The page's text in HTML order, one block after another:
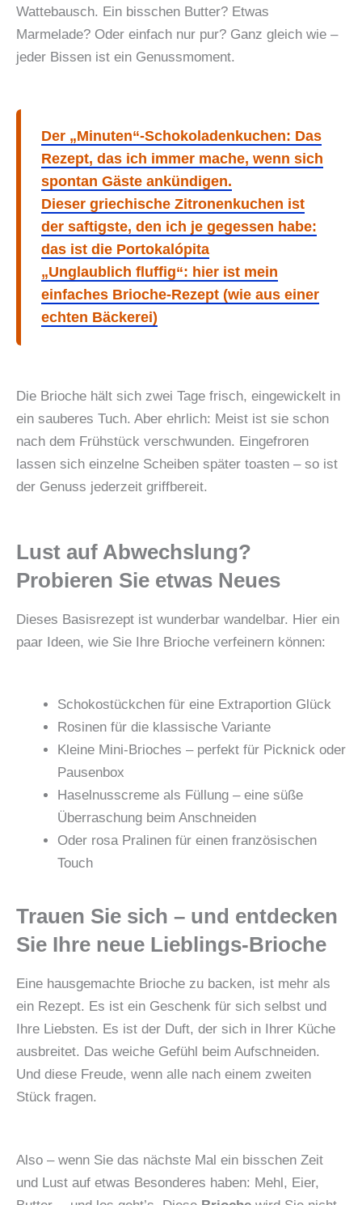
Wattebausch. Ein bisschen Butter? Etwas
Marmelade? Oder einfach nur pur? Ganz gleich wie –
jeder Bissen ist ein Genussmoment.
Der „Minuten“-Schokoladenkuchen: Das
Rezept, das ich immer mache, wenn sich
spontan Gäste ankündigen.
Dieser griechische Zitronenkuchen ist
der saftigste, den ich je gegessen habe:
das ist die Portokalópita
„Unglaublich fluffig“: hier ist mein
einfaches Brioche-Rezept (wie aus einer
echten Bäckerei)
Die Brioche hält sich zwei Tage frisch, eingewickelt in
ein sauberes Tuch. Aber ehrlich: Meist ist sie schon
nach dem Frühstück verschwunden. Eingefroren
lassen sich einzelne Scheiben später toasten – so ist
der Genuss jederzeit griffbereit.
Lust auf Abwechslung?
Probieren Sie etwas Neues
Dieses Basisrezept ist wunderbar wandelbar. Hier ein
paar Ideen, wie Sie Ihre Brioche verfeinern können:
Schokostückchen für eine Extraportion Glück
Rosinen für die klassische Variante
Kleine Mini-Brioches – perfekt für Picknick oder
Pausenbox
Haselnusscreme als Füllung – eine süße
Überraschung beim Anschneiden
Oder rosa Pralinen für einen französischen
Touch
Trauen Sie sich – und entdecken
Sie Ihre neue Lieblings-Brioche
Eine hausgemachte Brioche zu backen, ist mehr als
ein Rezept. Es ist ein Geschenk für sich selbst und
Ihre Liebsten. Es ist der Duft, der sich in Ihrer Küche
ausbreitet. Das weiche Gefühl beim Aufschneiden.
Und diese Freude, wenn alle nach einem zweiten
Stück fragen.
Also – wenn Sie das nächste Mal ein bisschen Zeit
und Lust auf etwas Besonderes haben: Mehl, Eier,